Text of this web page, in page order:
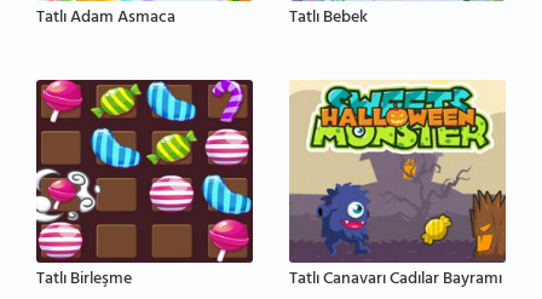
Tatlı Adam Asmaca Tatlı Bebek
Tatlı Birleşme Tatlı Canavarı Cadılar Bayramı